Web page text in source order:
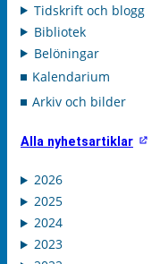
Tidskrift och blogg
Bibliotek
Belöningar
Kalendarium
Arkiv och bilder
Alla nyhetsartiklar
2026
2025
2024
2023